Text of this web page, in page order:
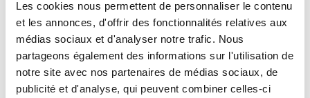
Les cookies nous permettent de personnaliser le contenu
et les annonces, d'offrir des fonctionnalités relatives aux
médias sociaux et d'analyser notre trafic. Nous
partageons également des informations sur l'utilisation de
notre site avec nos partenaires de médias sociaux, de
publicité et d'analyse, qui peuvent combiner celles-ci